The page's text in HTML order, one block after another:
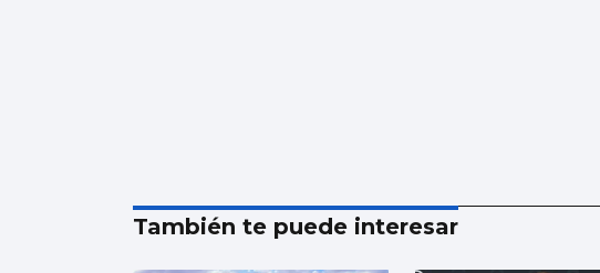
También te puede interesar